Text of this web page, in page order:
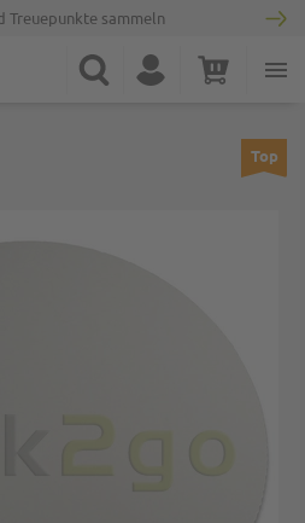
Treuepunkte sammeln
Suche Konto Warenkorb
Top